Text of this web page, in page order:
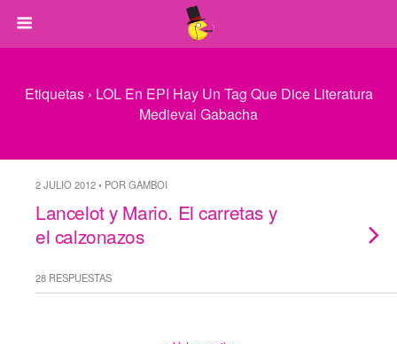
Etiquetas › LOL En EPI Hay Un Tag Que Dice Literatura
Medieval Gabacha
2 JULIO 2012 • POR GAMBOI
Lancelot y Mario. El carretas y
el calzonazos
28 RESPUESTAS